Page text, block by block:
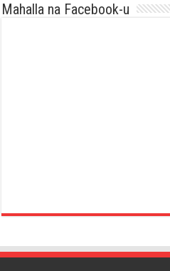
Mahalla na Facebook-u